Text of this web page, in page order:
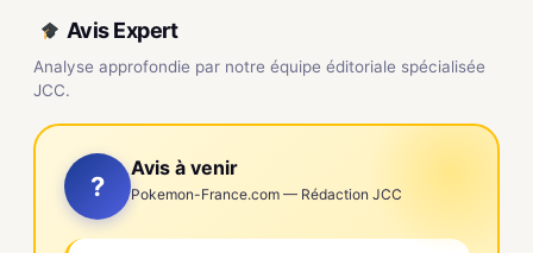
Avis Expert
Analyse approfondie par notre équipe éditoriale spécialisée
JCC.
?
Avis à venir
Pokemon-France.com — Rédaction JCC